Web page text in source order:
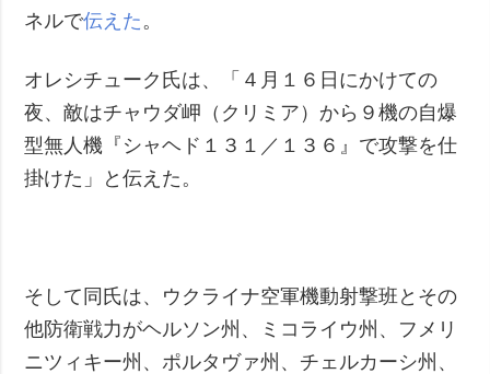
追加
インタビュー
写真
動画
フォトバンク
ネルで伝えた 。
オレシチューク氏は、「４月１６日にかけての
夜、敵はチャウダ岬（クリミア）から９機の自爆
型無人機『シャヘド１３１／１３６』で攻撃を仕
掛けた」と伝えた。
そして同氏は、ウクライナ空軍機動射撃班とその
他防衛戦力がヘルソン州、ミコライウ州、フメリ
ニツィキー州、ポルタヴァ州、チェルカーシ州、